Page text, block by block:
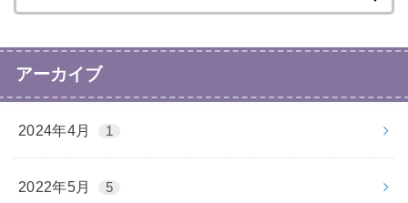
アーカイブ
2024年4月 1
2022年5月 5